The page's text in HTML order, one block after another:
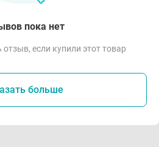
пока нет
если купили этот товар
больше